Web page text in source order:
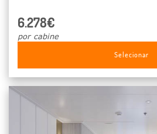
6.278€
por cabine
Selecionar